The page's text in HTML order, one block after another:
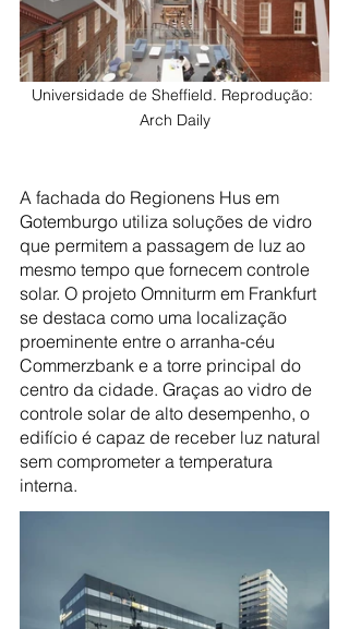
Universidade de Sheffield. Reprodução:
Arch Daily
A fachada do Regionens Hus em
Gotemburgo utiliza soluções de vidro
que permitem a passagem de luz ao
mesmo tempo que fornecem controle
solar. O projeto Omniturm em Frankfurt
se destaca como uma localização
proeminente entre o arranha-céu
Commerzbank e a torre principal do
centro da cidade. Graças ao vidro de
controle solar de alto desempenho, o
edifício é capaz de receber luz natural
sem comprometer a temperatura
interna.